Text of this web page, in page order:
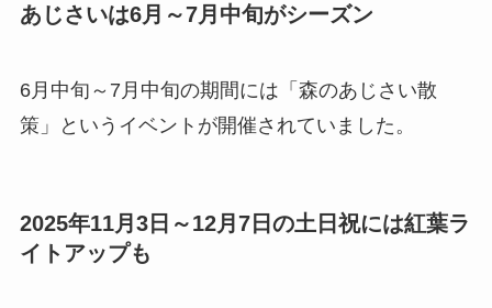
あじさいは6月～7月中旬がシーズン
6月中旬～7月中旬の期間には「森のあじさい散
策」というイベントが開催されていました。
2025年11月3日～12月7日の土日祝には紅葉ラ
イトアップも